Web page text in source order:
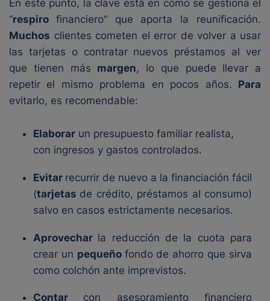
En este punto, la clave está en cómo se gestiona el
“respiro financiero” que aporta la reunificación.
Muchos clientes cometen el error de volver a usar
las tarjetas o contratar nuevos préstamos al ver
que tienen más margen, lo que puede llevar a
repetir el mismo problema en pocos años. Para
evitarlo, es recomendable:
Elaborar un presupuesto familiar realista,
con ingresos y gastos controlados.
Evitar recurrir de nuevo a la financiación fácil
(tarjetas de crédito, préstamos al consumo)
salvo en casos estrictamente necesarios.
Aprovechar la reducción de la cuota para
crear un pequeño fondo de ahorro que sirva
como colchón ante imprevistos.
Contar con asesoramiento financiero